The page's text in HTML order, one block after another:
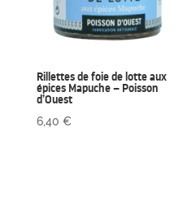
Rillettes de foie de lotte aux
épices Mapuche – Poisson
d’Ouest
6,40 €